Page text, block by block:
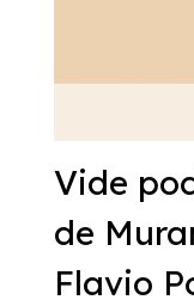
Vide
de
Flavio